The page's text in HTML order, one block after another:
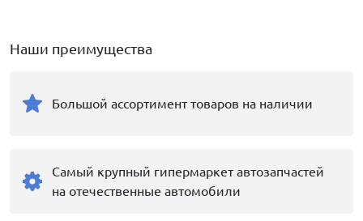
Наши преимущества
Большой ассортимент товаров на наличии
Самый крупный гипермаркет автозапчастей
на отечественные автомобили